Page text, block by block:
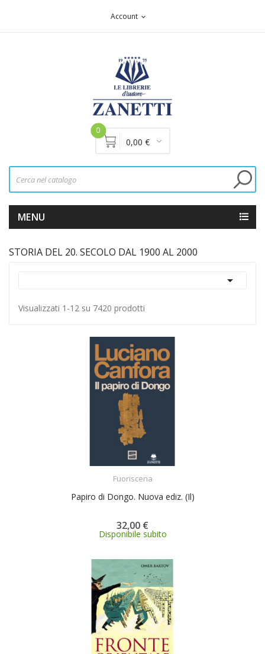
Account expand_more
0
0,00 €
MENU
STORIA DEL 20. SECOLO DAL 1900 AL 2000

Visualizzati 1-12 su 7420 prodotti
Fuoriscena
Papiro di Dongo. Nuova ediz. (Il)
32,00 €
Disponibile subito